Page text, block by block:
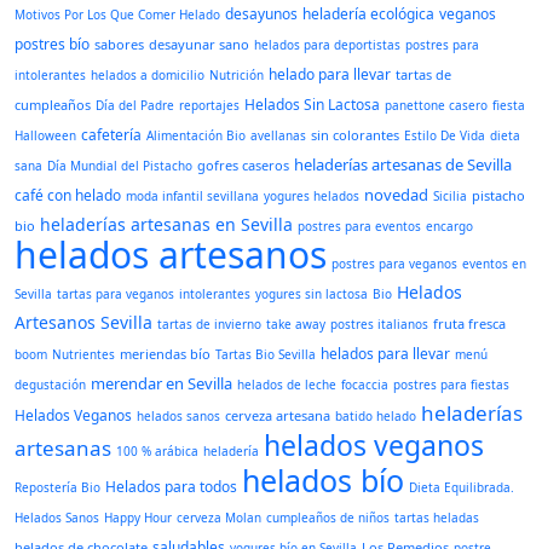
Motivos Por Los Que Comer Helado desayunos heladería ecológica veganos
postres bío sabores desayunar sano helados para deportistas postres para
intolerantes helados a domicilio Nutrición helado para llevar tartas de
cumpleaños Día del Padre reportajes Helados Sin Lactosa panettone casero fiesta
Halloween cafetería Alimentación Bio avellanas sin colorantes Estilo De Vida dieta
sana Día Mundial del Pistacho gofres caseros heladerías artesanas de Sevilla
café con helado moda infantil sevillana yogures helados novedad Sicilia pistacho
bio heladerías artesanas en Sevilla postres para eventos encargo
helados artesanos postres para veganos eventos en
Sevilla tartas para veganos intolerantes yogures sin lactosa Bio Helados
Artesanos Sevilla tartas de invierno take away postres italianos fruta fresca
boom Nutrientes meriendas bío Tartas Bio Sevilla helados para llevar menú
degustación merendar en Sevilla helados de leche focaccia postres para fiestas
Helados Veganos helados sanos cerveza artesana batido helado heladerías
artesanas 100 % arábica heladería helados veganos
Repostería Bio Helados para todos helados bío Dieta Equilibrada.
Helados Sanos Happy Hour cerveza Molan cumpleaños de niños tartas heladas